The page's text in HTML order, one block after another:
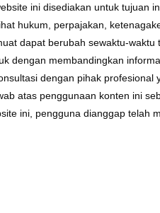
ini disediakan untuk tujuan
hukum, perpajakan,
dapat berubah sewaktu-
dengan membandingkan
dengan pihak
atas penggunaan konten ini
ini, pengguna dianggap telah